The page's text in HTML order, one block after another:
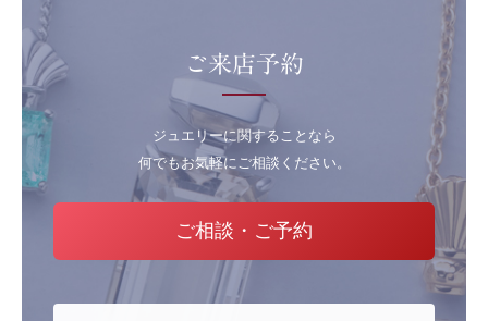
ご来店予約
ジュエリーに関することなら
何でもお気軽にご相談ください。
ご相談・ご予約